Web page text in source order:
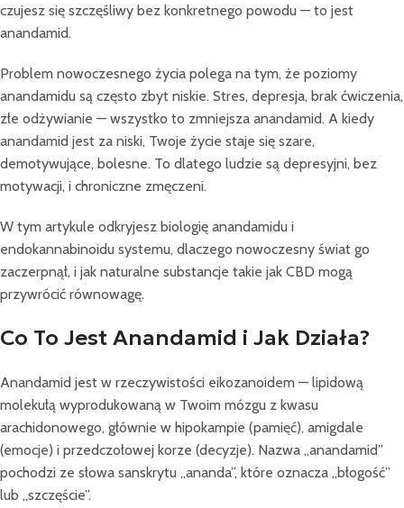
czujesz się szczęśliwy bez konkretnego powodu — to jest
anandamid.
Problem nowoczesnego życia polega na tym, że poziomy
anandamidu są często zbyt niskie. Stres, depresja, brak ćwiczenia,
złe odżywianie — wszystko to zmniejsza anandamid. A kiedy
anandamid jest za niski, Twoje życie staje się szare,
demotywujące, bolesne. To dlatego ludzie są depresyjni, bez
motywacji, i chroniczne zmęczeni.
W tym artykule odkryjesz biologię anandamidu i
endokannabinoidu systemu, dlaczego nowoczesny świat go
zaczerpnął, i jak naturalne substancje takie jak CBD mogą
przywrócić równowagę.
Co To Jest Anandamid i Jak Działa?
Anandamid jest w rzeczywistości eikozanoidem — lipidową
molekułą wyprodukowaną w Twoim mózgu z kwasu
arachidonowego, głównie w hipokampie (pamięć), amigdale
(emocje) i przedczołowej korze (decyzje). Nazwa „anandamid”
pochodzi ze słowa sanskrytu „ananda”, które oznacza „błogość”
lub „szczęście”.